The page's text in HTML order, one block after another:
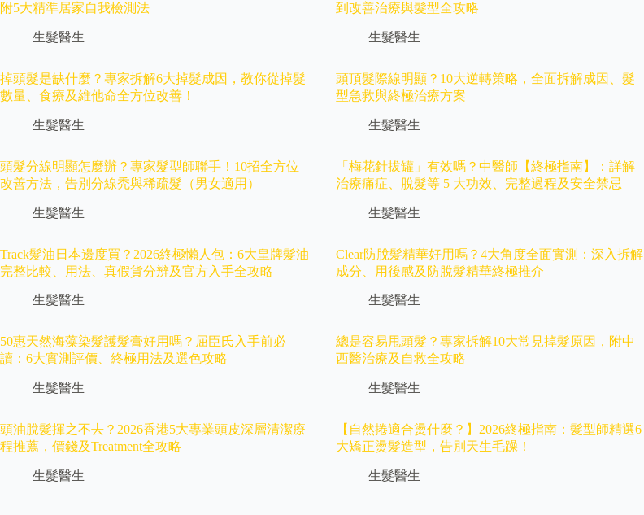
附5大精準居家自我檢測法
生髮醫生
到改善治療與髮型全攻略
生髮醫生
掉頭髮是缺什麼？專家拆解6大掉髮成因，教你從掉髮
數量、食療及維他命全方位改善！
生髮醫生
頭頂髮際線明顯？10大逆轉策略，全面拆解成因、髮
型急救與終極治療方案
生髮醫生
頭髮分線明顯怎麼辦？專家髮型師聯手！10招全方位
改善方法，告別分線禿與稀疏髮（男女適用）
生髮醫生
「梅花針拔罐」有效嗎？中醫師【終極指南】：詳解
治療痛症、脫髮等 5 大功效、完整過程及安全禁忌
生髮醫生
Track髮油日本邊度買？2026終極懶人包：6大皇牌髮油
完整比較、用法、真假貨分辨及官方入手全攻略
生髮醫生
Clear防脫髮精華好用嗎？4大角度全面實測：深入拆解
成分、用後感及防脫髮精華終極推介
生髮醫生
50惠天然海藻染髮護髮膏好用嗎？屈臣氏入手前必
讀：6大實測評價、終極用法及選色攻略
生髮醫生
總是容易甩頭髮？專家拆解10大常見掉髮原因，附中
西醫治療及自救全攻略
生髮醫生
頭油脫髮揮之不去？2026香港5大專業頭皮深層清潔療
程推薦，價錢及Treatment全攻略
生髮醫生
【自然捲適合燙什麼？】2026終極指南：髮型師精選6
大矯正燙髮造型，告別天生毛躁！
生髮醫生